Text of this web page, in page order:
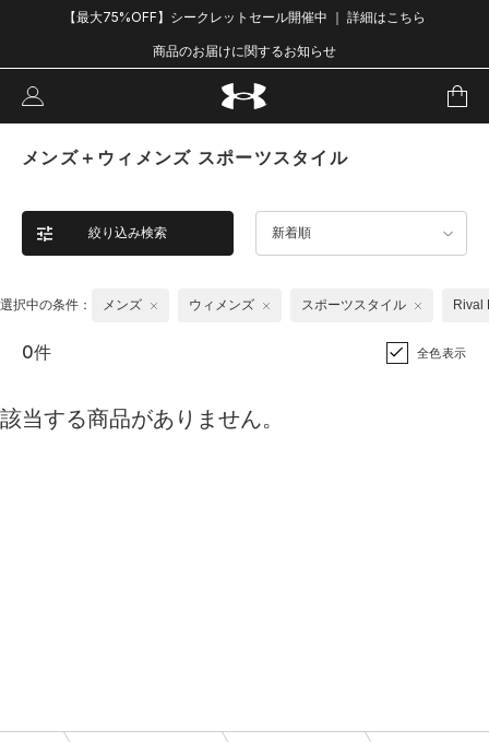
【最大75%OFF】シークレットセール開催中 ｜ 詳細はこちら
商品のお届けに関するお知らせ
メンズ＋ウィメンズ スポーツスタイル
絞り込み検索 新着順
選択中の条件： メンズ ウィメンズ スポーツスタイル Rival
0件 全色表示
該当する商品がありません。